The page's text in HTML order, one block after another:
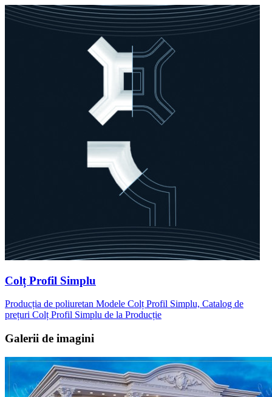
Colț Profil Simplu
Producția de poliuretan Modele Colț Profil Simplu, Catalog de
prețuri Colț Profil Simplu de la Producție
Galerii de imagini